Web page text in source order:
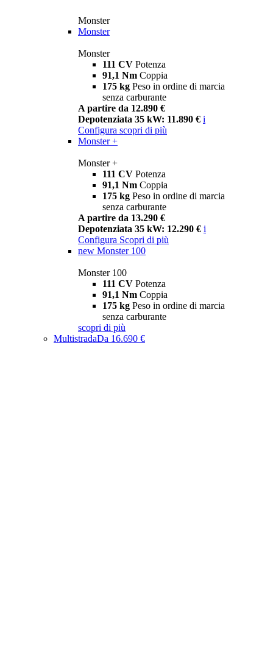
Monster
Monster
Monster
111 CV Potenza
91,1 Nm Coppia
175 kg Peso in ordine di marcia
senza carburante
A partire da 12.890 €
Depotenziata 35 kW: 11.890 € i
Configura scopri di più
Monster +
Monster +
111 CV Potenza
91,1 Nm Coppia
175 kg Peso in ordine di marcia
senza carburante
A partire da 13.290 €
Depotenziata 35 kW: 12.290 € i
Configura Scopri di più
new Monster 100
Monster 100
111 CV Potenza
91,1 Nm Coppia
175 kg Peso in ordine di marcia
senza carburante
scopri di più
MultistradaDa 16.690 €